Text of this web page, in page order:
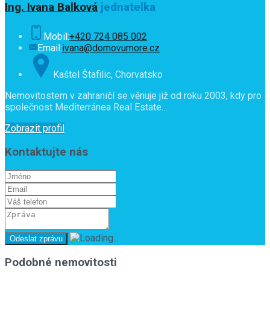
Ing. Ivana Balková jednatelka
Mobil:+420 724 085 002
Email:ivana@domovumore.cz
Kaštel Štafilic, Chorvatsko
Nemovitostem v zahraničí se věnuje již od roku 2003, kdy pro
společnost Mediterránea Real Estate…
Zobrazit profil
Kontaktujte nás
Podobné nemovitosti